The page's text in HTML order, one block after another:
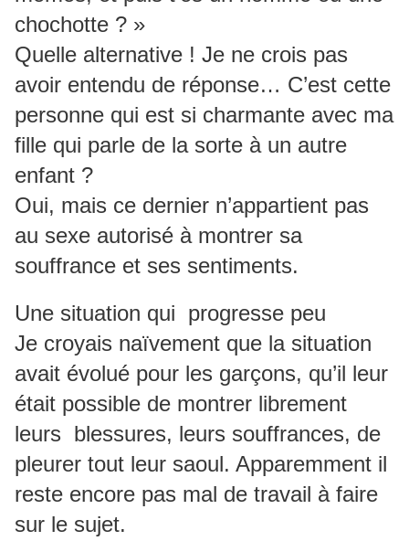
chochotte ? »
Quelle alternative ! Je ne crois pas
avoir entendu de réponse… C’est cette
personne qui est si charmante avec ma
fille qui parle de la sorte à un autre
enfant ?
Oui, mais ce dernier n’appartient pas
au sexe autorisé à montrer sa
souffrance et ses sentiments.
Une situation qui progresse peu
Je croyais naïvement que la situation
avait évolué pour les garçons, qu’il leur
était possible de montrer librement
leurs blessures, leurs souffrances, de
pleurer tout leur saoul. Apparemment il
reste encore pas mal de travail à faire
sur le sujet.